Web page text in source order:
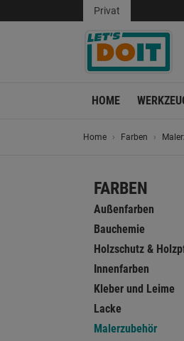
Privat
HOME
Home Farben
FARBEN
Außenfarben
Bauchemie
Holzschutz &
Innenfarben
Kleber und Leime
Lacke
Malerzubehör